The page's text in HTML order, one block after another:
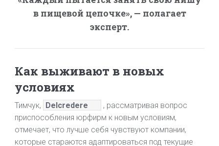
в пищевой цепочке», — полагает
эксперт.
Как выживают в новых
условиях
Тимчук, Delcredere
, рассматривая вопрос
приспособления юрфирм к новым условиям,
отмечает, что лучше себя чувствуют компании,
которые стараются адаптироваться под текущие